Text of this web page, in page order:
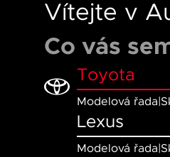
Vítejte v
Co vás
Toyota
Modelová řada
Lexus
Modelová řada